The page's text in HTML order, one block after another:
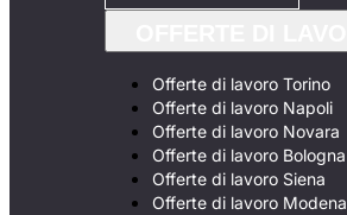
Offerte di lavoro Torino
Offerte di lavoro Napoli
Offerte di lavoro Novara
Offerte di lavoro Bologna
Offerte di lavoro Siena
Offerte di lavoro Modena